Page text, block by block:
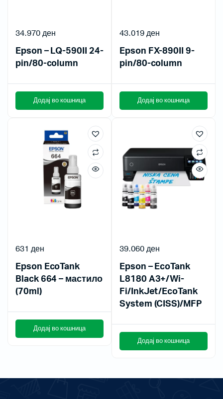
Epson – LQ-590II 24-
pin/80-column
34.970ден
Додај во кошница
Epson FX-890II 9-
pin/80-column
43.019ден
Додај во кошница
Epson EcoTank
Black 664 – мастило
(70ml)
631 ден
Додај во кошница
Epson – EcoTank
L8180 A3+/Wi-
Fi/InkJet/EcoTank
System (CISS)/MFP
39.060ден
Додај во кошница